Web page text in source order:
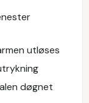
utløses
døgnet